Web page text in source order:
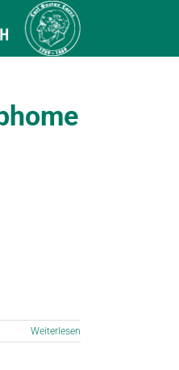
Weiterlesen